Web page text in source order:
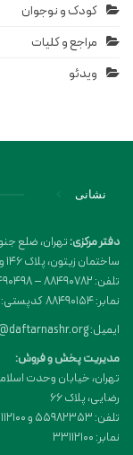
کودک و نوجوان
مراجع و کلیات
ویدئو
نشانی
دفتر مرکزی:تهران، ضلع
ساختمان زیتون، پلاک 146 واحد 1
تلفن: 88490782 – 88490498 – 88490154
نمابر: 88490154 کدپستی: 1584783939
ایمیل: print@daftarnashr.org
مدیریت پخش و فروش:
تهران، خیابان وحدت
رضایی، پلاک ۶۶
تلفن: 55982353 و 33112100
نمابر: 33112100